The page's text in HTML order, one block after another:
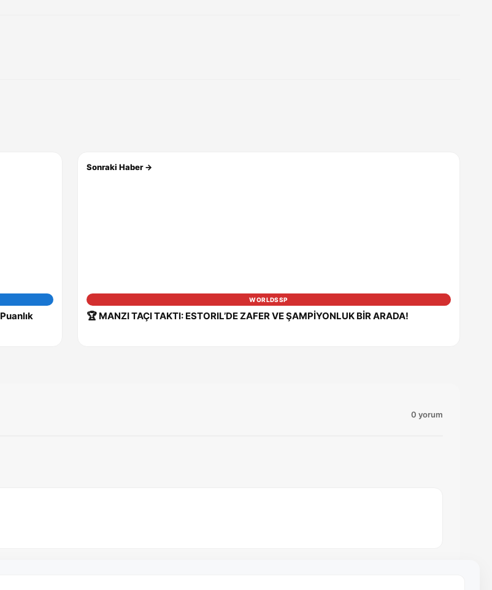
Sonraki Haber →
WORLDSSP
🏆 MANZI TAÇI TAKTI: ESTORIL’DE ZAFER VE ŞAMPİYONLUK BİR ARADA!
0 yorum